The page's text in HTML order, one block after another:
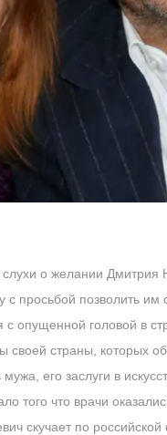
о желании
с просьбой позволить
опущенной головой в
страны, которых
его заслуги в
что врачи
скучает по